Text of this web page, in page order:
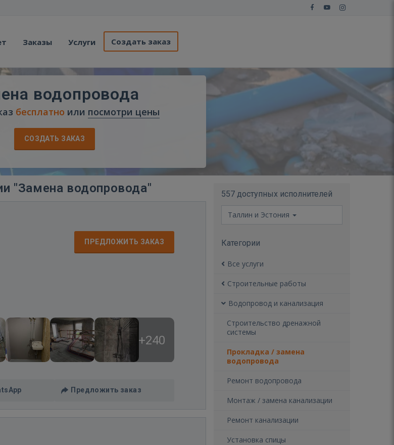
Заказы Услуги Создать заказ
водопровода
бесплатно или посмотри цены
СОЗДАТЬ ЗАКАЗ
"Замена водопровода"
ПРЕДЛОЖИТЬ ЗАКАЗ
+240
Предложить заказ
557 доступных исполнителей
Таллин и Эстония
Категории
Все услуги
Строительные работы
Водопровод и канализация
Строительство дренажной
системы
Прокладка / замена
водопровода
Ремонт водопровода
Монтаж / замена канализации
Ремонт канализации
Установка спицы